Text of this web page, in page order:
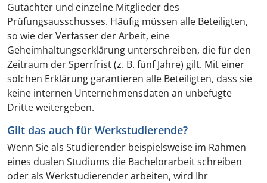
Gutachter und einzelne Mitglieder des
Prüfungsausschusses. Häufig müssen alle Beteiligten,
so wie der Verfasser der Arbeit, eine
Geheimhaltungserklärung unterschreiben, die für den
Zeitraum der Sperrfrist (z. B. fünf Jahre) gilt. Mit einer
solchen Erklärung garantieren alle Beteiligten, dass sie
keine internen Unternehmensdaten an unbefugte
Dritte weitergeben.
Gilt das auch für Werkstudierende?
Wenn Sie als Studierender beispielsweise im Rahmen
eines dualen Studiums die Bachelorarbeit schreiben
oder als Werkstudierender arbeiten, wird Ihr